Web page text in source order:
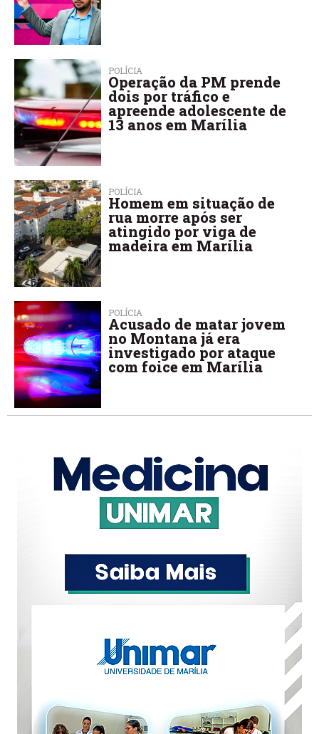
POLÍCIA
Operação da PM prende
dois por tráfico e
apreende adolescente de
13 anos em Marília
POLÍCIA
Homem em situação de
rua morre após ser
atingido por viga de
madeira em Marília
POLÍCIA
Acusado de matar jovem
no Montana já era
investigado por ataque
com foice em Marília